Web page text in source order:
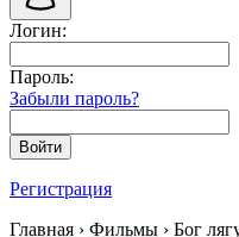
Логин:
Пароль:
Забыли пароль?
Войти
Регистрация
Главная › Фильмы › Бог